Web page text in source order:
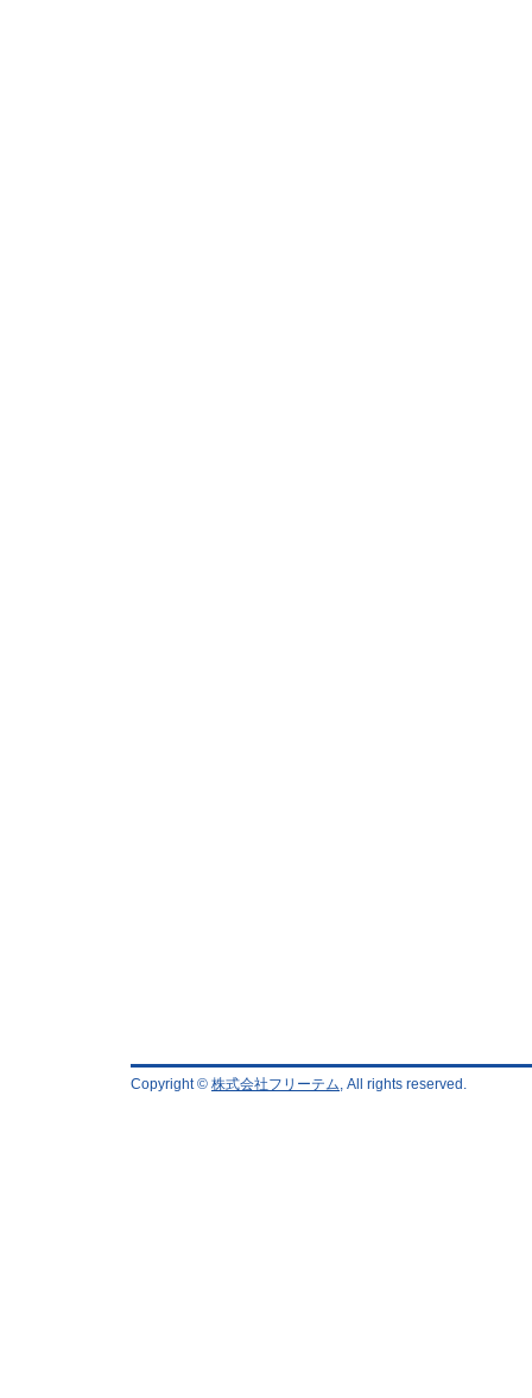
Copyright © 株式会社フリーテム, All rights reserved.